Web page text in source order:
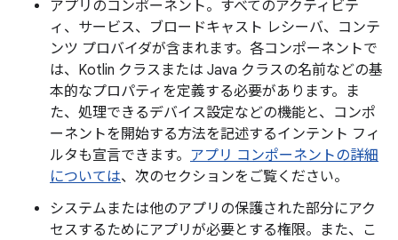
アプリのコンポーネント。すべてのアクティビテ
ィ、サービス、ブロードキャスト レシーバ、コンテ
ンツ プロバイダが含まれます。各コンポーネントで
は、Kotlin クラスまたは Java クラスの名前などの基
本的なプロパティを定義する必要があります。ま
た、処理できるデバイス設定などの機能と、コンポ
ーネントを開始する方法を記述するインテント フィ
ルタも宣言できます。 アプリ コンポーネントの詳細
については、次のセクションをご覧ください。
システムまたは他のアプリの保護された部分にアク
セスするためにアプリが必要とする権限。また、こ